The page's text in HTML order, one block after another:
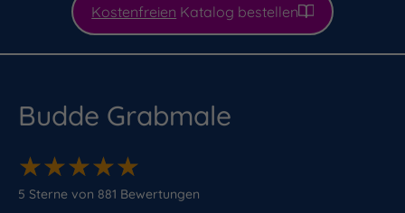
Kostenfreien Katalog bestellen
Budde Grabmale
★★★★★
★★★★★
5 Sterne von 881 Bewertungen